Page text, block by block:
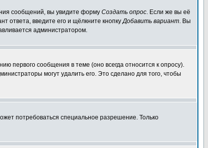
сообщений, вы увидите форму Создать опрос. Если же вы её
ответа, введите его и щёлкните кнопкуДобавить вариант. Вы
администратором.
первого сообщения в теме (оно всегда относится к опросу).
могут удалить его. Это сделано для того, чтобы
потребоваться специальное разрешение. Только